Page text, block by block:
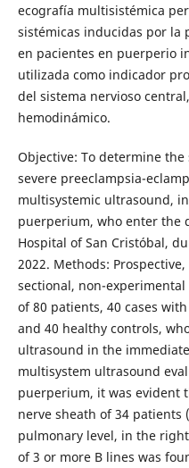
ecografía multisistémica
sistémicas inducidas por la
en pacientes en puerperio
utilizada como indicador
del sistema nervioso
hemodinámico.
Objective: To determine
severe preeclampsia-
multisystemic ultrasound,
puerperium, who enter the
Hospital of San Cristóbal,
2022. Methods:
sectional, non-
of 80 patients, 40 cases
and 40 healthy controls,
ultrasound in the
multisystem ultrasound
puerperium, it was evident
nerve sheath of 34 patients
pulmonary level, in the
of 3 or more B lines was